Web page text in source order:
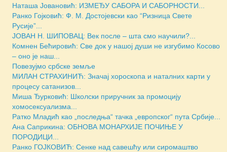
Наташа Јовановић: ИЗМЕЂУ САБОРА И САБОРНОСТИ...
Ранко Гојковић: Ф. М. Достојевски као “Ризница Свете
Русије”...
ЈОВАН Н. ШИПОВАЦ: Век после – шта смо научили?...
Комнен Бећировић: Све док у нашој души не изгубимо Косово
– оно је наш...
Повезујмо србске земље
МИЛАН СТРАХИНИЋ: Значај хороскопа и наталних карти у
процесу сатанизов...
Миша Ђурковић: Школски приручник за промоцију
хомосексуализма...
Ратко Младић као „последња“ тачка „европског“ пута Србије...
Ана Саприкина: ОБНОВА МОНАРХИЈЕ ПОЧИЊЕ У
ПОРОДИЦИ...
Ранко ГОЈКОВИЋ: Сенке над савешћу или сиромаштво